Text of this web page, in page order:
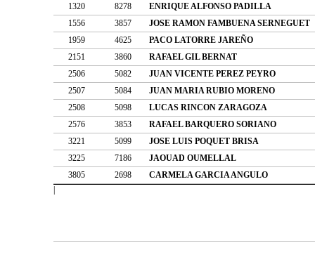
1320
8278
ENRIQUE ALFONSO PADILLA
1556
3857
JOSE RAMON FAMBUENA SERNEGUET
1959
4625
PACO LATORRE JAREÑO
2151
3860
RAFAEL GIL BERNAT
2506
5082
JUAN VICENTE PEREZ PEYRO
2507
5084
JUAN MARIA RUBIO MORENO
2508
5098
LUCAS RINCON ZARAGOZA
2576
3853
RAFAEL BARQUERO SORIANO
3221
5099
JOSE LUIS POQUET BRISA
3225
7186
JAOUAD OUMELLAL
3805
2698
CARMELA GARCIA ANGULO
|